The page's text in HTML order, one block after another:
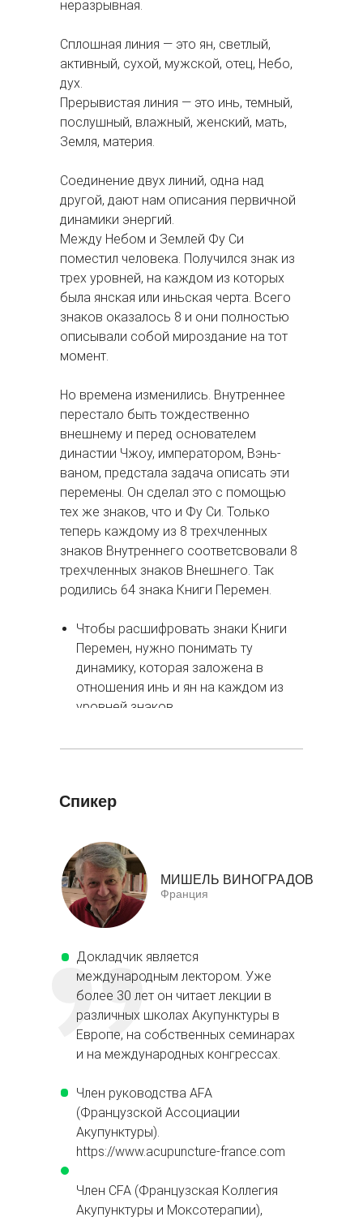
неразрывная.
Сплошная линия — это ян, светлый,
активный, сухой, мужской, отец, Небо,
дух.
Прерывистая линия — это инь, темный,
послушный, влажный, женский, мать,
Земля, материя.
Соединение двух линий, одна над
другой, дают нам описания первичной
динамики энергий.
Между Небом и Землей Фу Си
поместил человека. Получился знак из
трех уровней, на каждом из которых
была янская или иньская черта. Всего
знаков оказалось 8 и они полностью
описывали собой мироздание на тот
момент.
Но времена изменились. Внутреннее
перестало быть тождественно
внешнему и перед основателем
династии Чжоу, императором, Вэнь-
ваном, предстала задача описать эти
перемены. Он сделал это с помощью
тех же знаков, что и Фу Си. Только
теперь каждому из 8 трехчленных
знаков Внутреннего соответсвовали 8
трехчленных знаков Внешнего. Так
родились 64 знака Книги Перемен.
Чтобы расшифровать знаки Книги
Перемен, нужно понимать ту
динамику, которая заложена в
отношения инь и ян на каждом из
уровней знаков.
Спикер
Докладчик является
международным лектором. Уже
более 30 лет он читает лекции в
различных школах Акупунктуры в
Европе, на собственных семинарах
и на международных конгрессах.
Член руководства AFA
(Французской Ассоциации
Акупунктуры).
https://www.acupuncture-france.com
Член CFA (Французская Коллегия
Акупунктуры и Моксотерапии),
МИШЕЛЬ ВИНОГРАДОВ
Франция